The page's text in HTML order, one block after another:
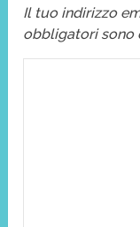
Il tuo indirizzo
obbligatori sono